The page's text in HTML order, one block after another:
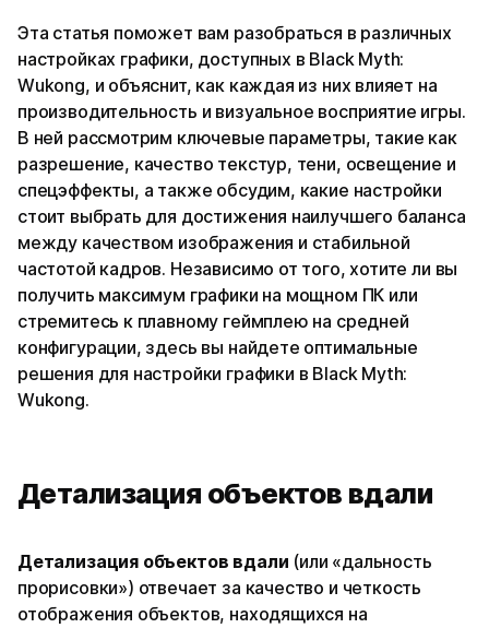
Эта статья поможет вам разобраться в различных
настройках графики, доступных в Black Myth:
Wukong, и объяснит, как каждая из них влияет на
производительность и визуальное восприятие игры.
В ней рассмотрим ключевые параметры, такие как
разрешение, качество текстур, тени, освещение и
спецэффекты, а также обсудим, какие настройки
стоит выбрать для достижения наилучшего баланса
между качеством изображения и стабильной
частотой кадров. Независимо от того, хотите ли вы
получить максимум графики на мощном ПК или
стремитесь к плавному геймплею на средней
конфигурации, здесь вы найдете оптимальные
решения для настройки графики в Black Myth:
Wukong.
Детализация объектов вдали
Детализация объектов вдали (или «дальность
прорисовки») отвечает за качество и четкость
отображения объектов, находящихся на